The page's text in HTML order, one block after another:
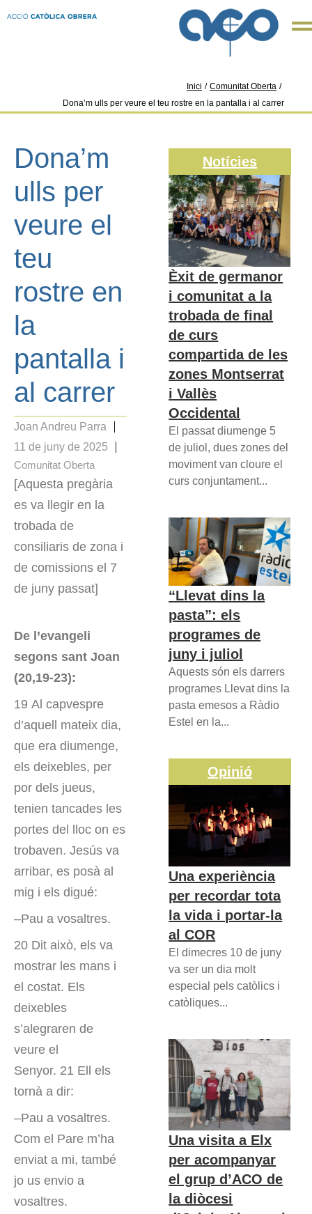
Inici / Comunitat Oberta /
Dona’m ulls per veure el teu rostre en la pantalla i al carrer
Dona’m
ulls per
veure el
teu
rostre en
la
pantalla i
al carrer
Joan Andreu Parra
11 de juny de 2025
Comunitat Oberta
[Aquesta pregària
es va llegir en la
trobada de
consiliaris de zona i
de comissions el 7
de juny passat]
De l’evangeli
segons sant Joan
(20,19-23):
19 Al capvespre
d’aquell mateix dia,
que era diumenge,
els deixebles, per
por dels jueus,
tenien tancades les
portes del lloc on es
trobaven. Jesús va
arribar, es posà al
mig i els digué:
–Pau a vosaltres.
20 Dit això, els va
mostrar les mans i
el costat. Els
deixebles
s’alegraren de
veure el
Senyor. 21 Ell els
tornà a dir:
–Pau a vosaltres.
Com el Pare m’ha
enviat a mi, també
jo us envio a
vosaltres.
Notícies
Èxit de germanor
i comunitat a la
trobada de final
de curs
compartida de les
zones Montserrat
i Vallès
Occidental
El passat diumenge 5
de juliol, dues zones del
moviment van cloure el
curs conjuntament...
“Llevat dins la
pasta”: els
programes de
juny i juliol
Aquests són els darrers
programes Llevat dins la
pasta emesos a Ràdio
Estel en la...
Opinió
Una experiència
per recordar tota
la vida i portar-la
al COR
El dimecres 10 de juny
va ser un dia molt
especial pels catòlics i
catòliques...
Una visita a Elx
per acompanyar
el grup d’ACO de
la diòcesi